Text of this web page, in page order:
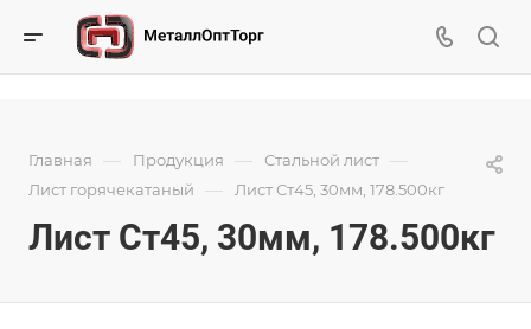
Главная — Продукция — Стальной лист —
Лист горячекатаный — Лист Ст45, 30мм, 178.500кг
Лист Ст45, 30мм, 178.500кг